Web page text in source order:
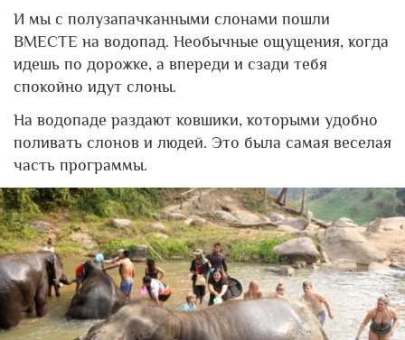
И мы с полузапачканными слонами пошли
ВМЕСТЕ на водопад. Необычные ощущения, когда
идешь по дорожке, а впереди и сзади тебя
спокойно идут слоны.
На водопаде раздают ковшики, которыми удобно
поливать слонов и людей. Это была самая веселая
часть программы.